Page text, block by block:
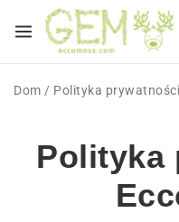
Dom / Polityka
Polityka